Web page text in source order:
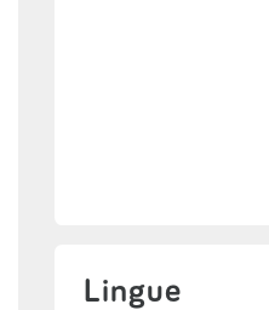
Lingue